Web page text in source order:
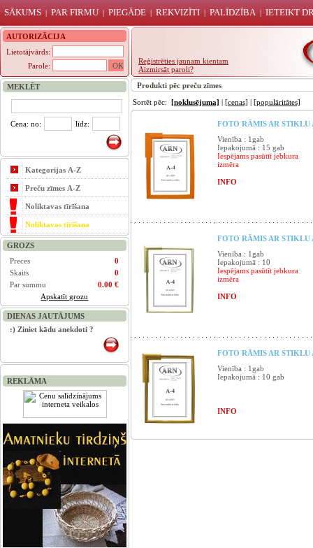
SĀKUMS | PAR FIRMU| PIEGĀDE | REKVIZĪTI | PALĪDZĪBA | IETEIKT
AUTORIZĀCIJA
Lietotājvārds:
Parole:
Reģistrēties jaunam kientam
Aizmirsāt paroli?
MEKLĒT
Cena: no: līdz:
Kategorijas A-Z
Preču zīmes A-Z
Noliktavas tīrīšana
Noliktavas tīrīšana
GROZS
Preces
0
Skaits
0
Par summu
0.00 €
Apskatīt grozu
DIENAS JAUTĀJUMS
:) Ziniet kādu anekdoti ?
REKLĀMA
Produkti pēc preču zīmes
Sortēt pēc: [noklusējuma] | [cenas] | [populāritātes]
FOTO RĀMIS AR
Vienība : 1gab
Iepakojumā : 15 gab
Iespējams pasūtīt jebkura
izmēra
INFO
FOTO RĀMIS AR STIKLU
Vienība : 1gab
Iepakojumā : 10
Iespējams pasūtīt jebkura
izmēra
INFO
FOTO RĀMIS AR STIKLU
Vienība : 1gab
Iepakojumā : 10 gab
INFO